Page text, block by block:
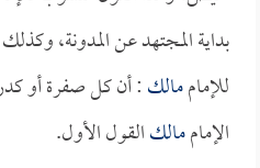
بداية المجتهد عن المدونة،
للإماممالك: أن كل صفرة أو
الإماممالكالقول الأول.